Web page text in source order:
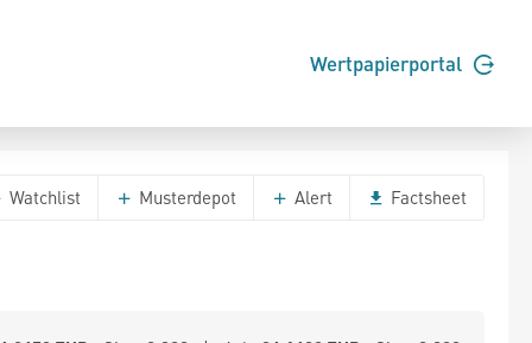
Wertpapierportal
Watchlist Musterdepot Alert Factsheet